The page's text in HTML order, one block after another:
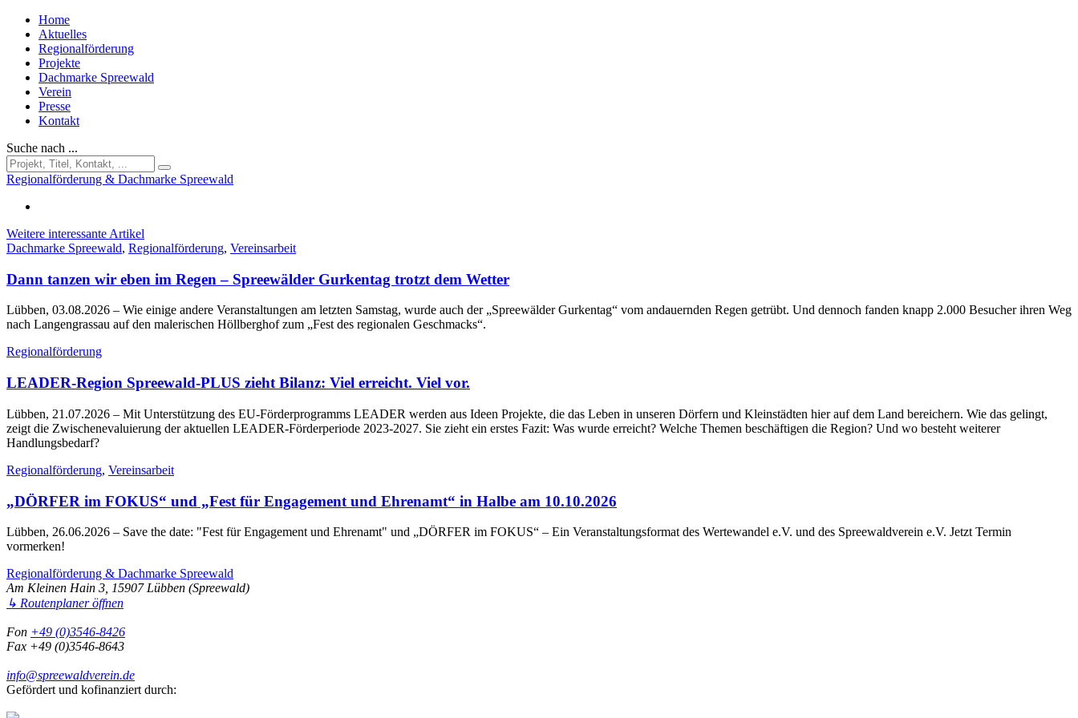
Home
Aktuelles
Regionalförderung
Projekte
Dachmarke Spreewald
Verein
Presse
Kontakt
Suche nach ...
Regionalförderung & Dachmarke Spreewald
Weitere interessante Artikel
Dachmarke Spreewald, Regionalförderung, Vereinsarbeit
Dann tanzen wir eben im Regen – Spreewälder Gurkentag trotzt dem Wetter
Lübben, 03.08.2026 – Wie einige andere Veranstaltungen am letzten Samstag, wurde auch der „Spreewälder Gurkentag“ vom andauernden Regen getrübt. Und dennoch fanden knapp 2.000 Besucher ihren Weg
nach Langengrassau auf den malerischen Höllberghof zum „Fest des regionalen Geschmacks“.
Regionalförderung
LEADER-Region Spreewald-PLUS zieht Bilanz: Viel erreicht. Viel vor.
Lübben, 21.07.2026 – Mit Unterstützung des EU-Förderprogramms LEADER werden aus Ideen Projekte, die das Leben in unseren Dörfern und Kleinstädten hier auf dem Land bereichern. Wie das gelingt,
zeigt die Zwischenevaluierung der aktuellen LEADER-Förderperiode 2023-2027. Sie zieht ein erstes Fazit: Was wurde erreicht? Welche Themen beschäftigen die Region? Und wo besteht weiterer
Handlungsbedarf?
Regionalförderung, Vereinsarbeit
„DÖRFER im FOKUS“ und „Fest für Engagement und Ehrenamt“ in Halbe am 10.10.2026
Lübben, 26.06.2026 – Save the date: "Fest für Engagement und Ehrenamt" und „DÖRFER im FOKUS“ – Ein Veranstaltungsformat des Wertewandel e.V. und des Spreewaldverein e.V. Jetzt Termin
vormerken!
Regionalförderung & Dachmarke Spreewald
Am Kleinen Hain 3, 15907 Lübben (Spreewald)
↳ Routenplaner öffnen
Fon +49 (0)3546-8426
Fax +49 (0)3546-8643
info@spreewaldverein.de
Gefördert und kofinanziert durch: